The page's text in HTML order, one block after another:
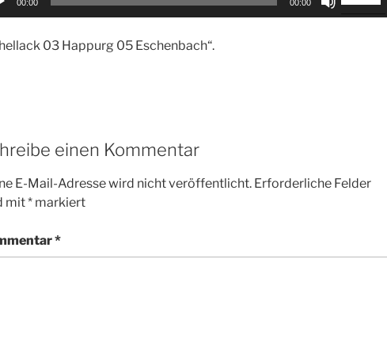
00:00 00:00
03 Happurg 05 Eschenbach“.
einen Kommentar
E-Mail-Adresse wird nicht veröffentlicht. Erforderliche Felder
mit* markiert
*